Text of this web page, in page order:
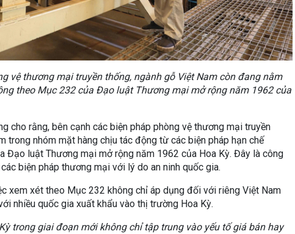
vệ thương mại truyền thống, ngành gỗ Việt Nam còn đang nằm
theo Mục 232 của Đạo luật Thương mại mở rộng năm 1962 của
cho rằng, bên cạnh các biện pháp phòng vệ thương mại truyền
trong nhóm mặt hàng chịu tác động từ các biện pháp hạn chế
Đạo luật Thương mại mở rộng năm 1962 của Hoa Kỳ. Đây là công
biện pháp thương mại với lý do an ninh quốc gia.
xem xét theo Mục 232 không chỉ áp dụng đối với riêng Việt Nam
nhiều quốc gia xuất khẩu vào thị trường Hoa Kỳ.
trong giai đoạn mới không chỉ tập trung vào yếu tố giá bán hay